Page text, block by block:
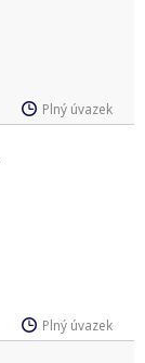
Plný úvazek
Plný úvazek